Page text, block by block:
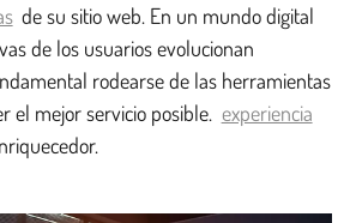
de su sitio web. En un mundo digital
de los usuarios evolucionan
rodearse de las herramientas
el mejor servicio posible. experiencia